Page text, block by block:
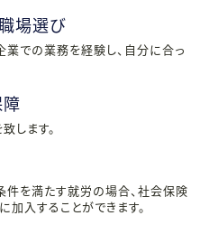
場選び
業での業務を経験し、自分に合っ
します。
件を満たす就労の場合、社会保険
加入することができます。